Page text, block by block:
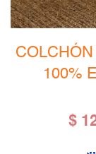
100%
$
Mesas de living
Multiusos y
Escritorios
Bibliotecas
Niños